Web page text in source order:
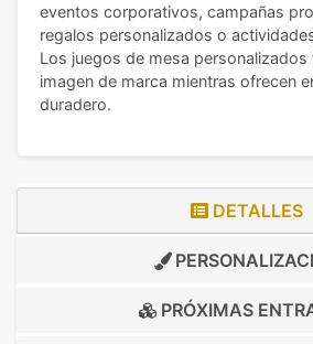
eventos corporativos, campañas
regalos personalizados o
Los juegos de mesa personalizados
imagen de marca mientras ofrecen
duradero.
DETALLES
PRÓXIMAS